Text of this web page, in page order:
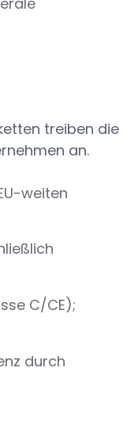
treiben die
an.
weiten
C/CE);
durch